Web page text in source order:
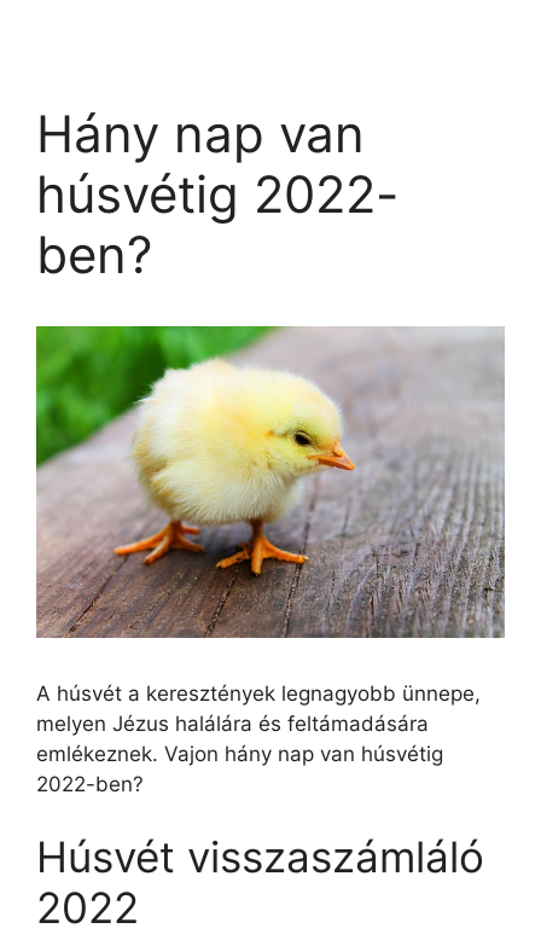
Hány nap van
húsvétig 2022-
ben?
A húsvét a keresztények legnagyobb ünnepe,
melyen Jézus halálára és feltámadására
emlékeznek. Vajon hány nap van húsvétig
2022-ben?
Húsvét visszaszámláló
2022